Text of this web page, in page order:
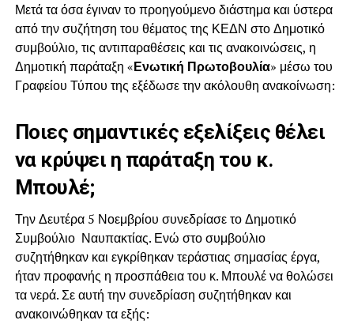
Μετά τα όσα έγιναν το προηγούμενο διάστημα και ύστερα
από την συζήτηση του θέματος της ΚΕΔΝ στο Δημοτικό
συμβούλιο, τις αντιπαραθέσεις και τις ανακοινώσεις, η
Δημοτική παράταξη «Ενωτική Πρωτοβουλία» μέσω του
Γραφείου Τύπου της εξέδωσε την ακόλουθη ανακοίνωση:
Ποιες σημαντικές εξελίξεις θέλει
να κρύψει η παράταξη του κ.
Μπουλέ;
Την Δευτέρα 5 Νοεμβρίου συνεδρίασε το Δημοτικό
Συμβούλιο Ναυπακτίας. Ενώ στο συμβούλιο
συζητήθηκαν και εγκρίθηκαν τεράστιας σημασίας έργα,
ήταν προφανής η προσπάθεια του κ. Μπουλέ να θολώσει
τα νερά. Σε αυτή την συνεδρίαση συζητήθηκαν και
ανακοινώθηκαν τα εξής: